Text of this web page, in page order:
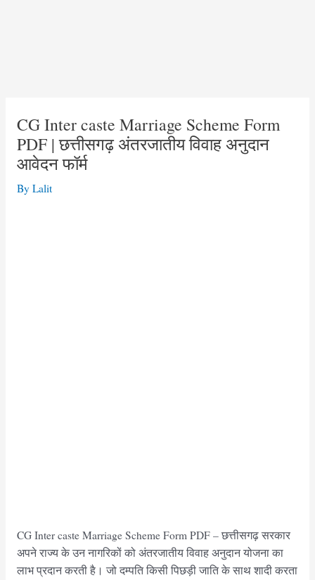
CG Inter caste Marriage Scheme Form
PDF | छत्तीसगढ़ अंतरजातीय विवाह अनुदान
आवेदन फॉर्म
By Lalit
CG Inter caste Marriage Scheme Form PDF – छत्तीसगढ़ सरकार
अपने राज्य के उन नागरिकों को अंतरजातीय विवाह अनुदान योजना का
लाभ प्रदान करती है। जो दम्पति किसी पिछड़ी जाति के साथ शादी करता